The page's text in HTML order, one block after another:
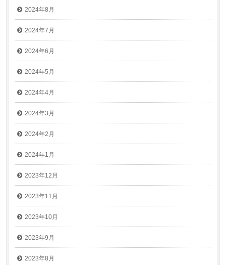
2024年8月
2024年7月
2024年6月
2024年5月
2024年4月
2024年3月
2024年2月
2024年1月
2023年12月
2023年11月
2023年10月
2023年9月
2023年8月